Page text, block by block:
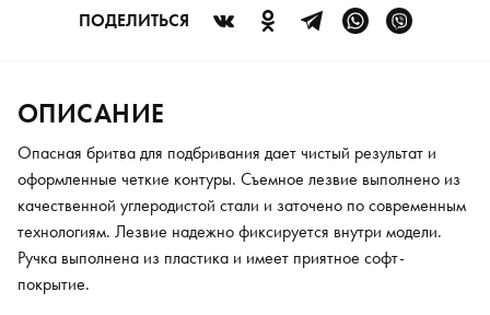
ПОДЕЛИТЬСЯ
ОПИСАНИЕ
Опасная бритва для подбривания дает чистый результат и
оформленные четкие контуры. Съемное лезвие выполнено из
качественной углеродистой стали и заточено по современным
технологиям. Лезвие надежно фиксируется внутри модели.
Ручка выполнена из пластика и имеет приятное софт-
покрытие.